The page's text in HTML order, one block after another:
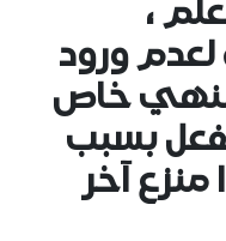
،
لعدم ورود
خاص
بسبب
آخر